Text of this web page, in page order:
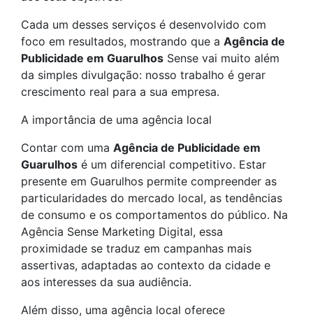
Cada um desses serviços é desenvolvido com
foco em resultados, mostrando que a Agência de
Publicidade em Guarulhos Sense vai muito além
da simples divulgação: nosso trabalho é gerar
crescimento real para a sua empresa.
A importância de uma agência local
Contar com uma Agência de Publicidade em
Guarulhos é um diferencial competitivo. Estar
presente em Guarulhos permite compreender as
particularidades do mercado local, as tendências
de consumo e os comportamentos do público. Na
Agência Sense Marketing Digital, essa
proximidade se traduz em campanhas mais
assertivas, adaptadas ao contexto da cidade e
aos interesses da sua audiência.
Além disso, uma agência local oferece